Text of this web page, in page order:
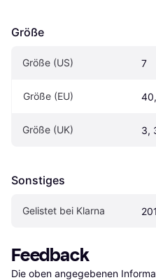
Größe
Größe (US) 7
Größe (EU)
Größe (UK) 3,
Sonstiges
Gelistet bei Klarna
Feedback
Die oben angegebenen